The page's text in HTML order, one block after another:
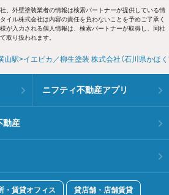
、外壁塗装業者の情報は検索パートナーが提供している情
イル株式会社は内容の責任を負わないことを予めご了承く
が入力される個人情報は、検索パートナーが取得し、同社
取り扱われます。
山駅 イエピカ／柳生塗装 株式会社（石川県かほ
ニフティ不動産アプリ
動産
・賃貸オフィス 貸店舗・店舗賃貸